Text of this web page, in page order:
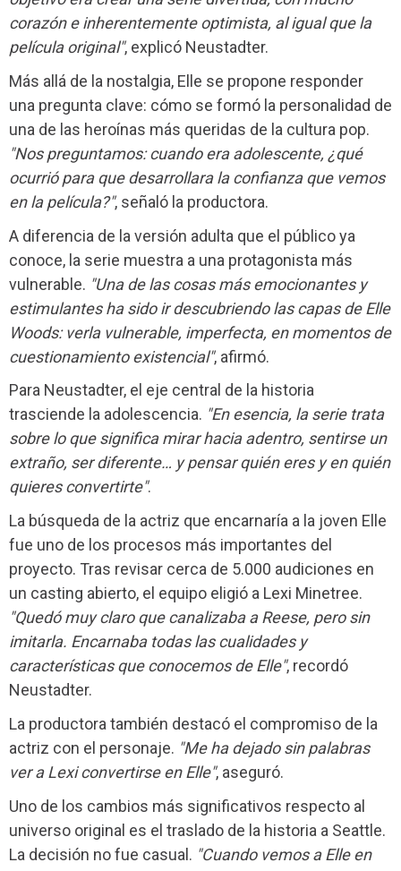
corazón e inherentemente optimista, al igual que la
película original", explicó Neustadter.
Más allá de la nostalgia, Elle se propone responder
una pregunta clave: cómo se formó la personalidad de
una de las heroínas más queridas de la cultura pop.
"Nos preguntamos: cuando era adolescente, ¿qué
ocurrió para que desarrollara la confianza que vemos
en la película?", señaló la productora.
A diferencia de la versión adulta que el público ya
conoce, la serie muestra a una protagonista más
vulnerable. "Una de las cosas más emocionantes y
estimulantes ha sido ir descubriendo las capas de Elle
Woods: verla vulnerable, imperfecta, en momentos de
cuestionamiento existencial", afirmó.
Para Neustadter, el eje central de la historia
trasciende la adolescencia. "En esencia, la serie trata
sobre lo que significa mirar hacia adentro, sentirse un
extraño, ser diferente… y pensar quién eres y en quién
quieres convertirte".
La búsqueda de la actriz que encarnaría a la joven Elle
fue uno de los procesos más importantes del
proyecto. Tras revisar cerca de 5.000 audiciones en
un casting abierto, el equipo eligió a Lexi Minetree.
"Quedó muy claro que canalizaba a Reese, pero sin
imitarla. Encarnaba todas las cualidades y
características que conocemos de Elle", recordó
Neustadter.
La productora también destacó el compromiso de la
actriz con el personaje. "Me ha dejado sin palabras
ver a Lexi convertirse en Elle", aseguró.
Uno de los cambios más significativos respecto al
universo original es el traslado de la historia a Seattle.
La decisión no fue casual. "Cuando vemos a Elle en